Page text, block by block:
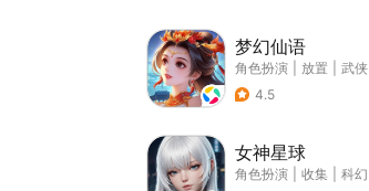
梦幻仙语
角色扮演 放置 武侠
4.5
女神星球
角色扮演 收集 科幻